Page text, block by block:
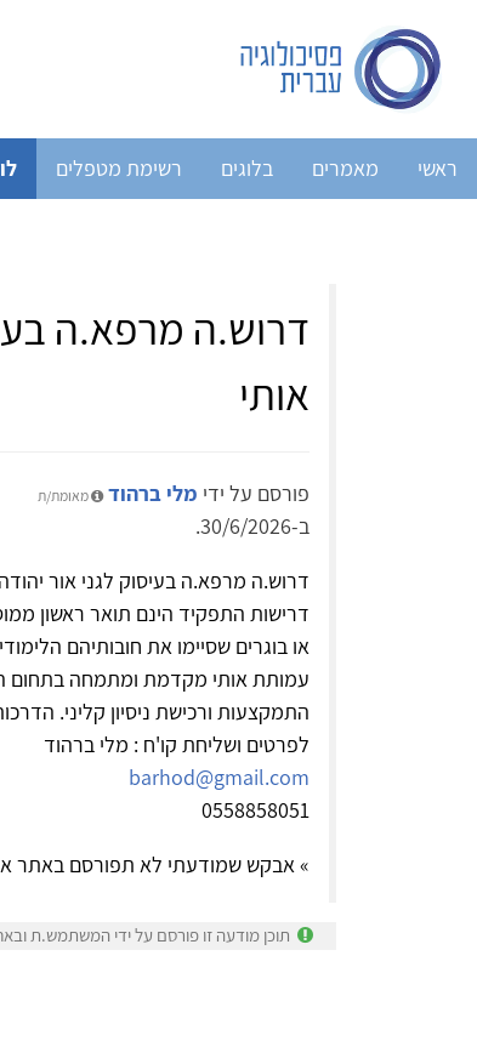
ראשי מאמרים בלוגים רשימת מטפלים
דרוש.ה מרפא.ה
אותי
פורסם על ידי מלי ברהוד מאומת/ת
ב-30/6/2026.
דרוש.ה מרפא.ה בעיסוק לגני אור
דרישות התפקיד הינם תואר ראשון
או בוגרים שסיימו את חובותיהם
עמותת אותי מקדמת ומתמחה בתחום
התמקצעות ורכישת ניסיון קליני.
לפרטים ושליחת קו'ח : מלי ברהוד
barhod@gmail.com
0558858051
» אבקש שמודעתי לא תפורסם באתר
תוכן מודעה זו פורסם על ידי המשתמש.ת